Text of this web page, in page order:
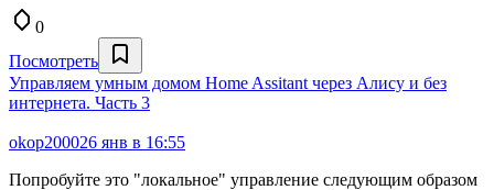
0
Посмотреть
Управляем умным домом Home Assitant через Алису и без
интернета. Часть 3
okop200026 янв в 16:55
Попробуйте это "локальное" управление следующим образом